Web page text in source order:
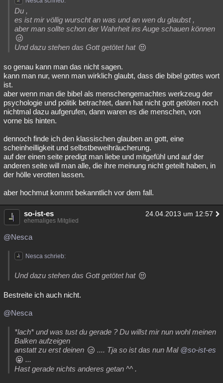
Du ,
es ist mir völlig wurscht an was und an wen du glaubst ,
aber man sollte schon der Wahrheit ins Auge schauen können
Und dazu stehen das Gott getötet hat
so genau kann man das nicht sagen.
kann man nur, wenn man wirklich glaubt, dass die bibel gottes wort
ist.
aber wenn man die bibel als menschengemachtes werkzeug der
psychologie und politik betrachtet, dann hat nicht gott getöten noch
nichtmal dazu aufgerufen, dann waren es die menschen, von
vorne bis hinten.
dennoch finde ich den klassischen glauben an gott, eine
scheinheilligkeit und selbstbeweihräucherung.
auf der einen seite predigt man liebe und mitgefühl und auf der
anderen seite will man alle, die ihre meinung nicht geteilt haben, in
der hölle verotten lassen.
aber hochmut kommt bekanntlich vor dem fall.
so-ist-es 24.04.2013 um 12:57
ehemaliges Mitglied
@Nesca
Nesca schrieb:
Und dazu stehen das Gott getötet hat
Bestreite ich auch nicht.
@Nesca
*lach* und was tust du gerade ? Du willst mir nun wohl meinen
Balken aufzeigen
anstatt zu erst deinen
.... Tja so ist das nun Mal @so-ist-es
...
Hast gerade nichts anderes getan ^^ .